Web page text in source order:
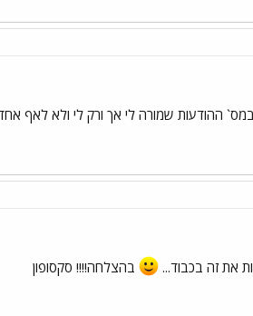
את זה בכבוד... בהצלחה!!!! סקסופון